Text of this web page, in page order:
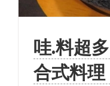
哇.料超
合式料